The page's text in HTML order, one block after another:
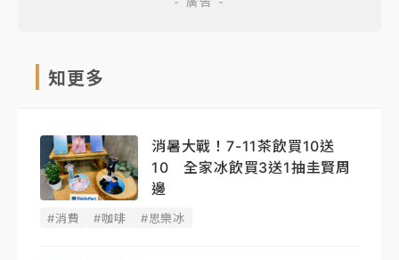
知更多
消暑大戰！7-11茶飲買10送
10 全家冰飲買3送1抽圭賢周
邊
#消費 #咖啡 #思樂冰